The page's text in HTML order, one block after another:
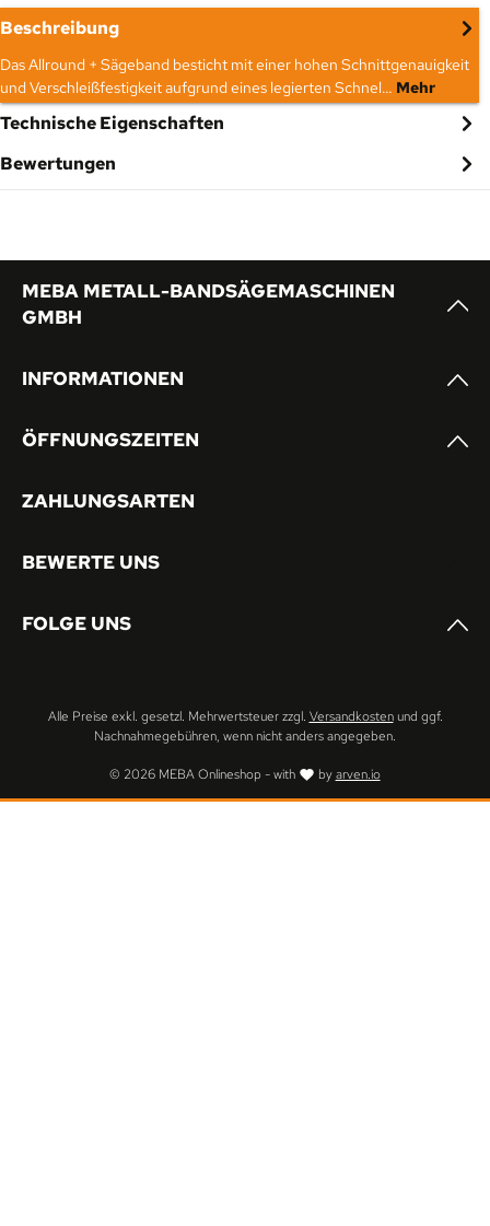
Beschreibung
Das Allround + Sägeband besticht mit einer hohen Schnittgenauigkeit
und Verschleißfestigkeit aufgrund eines legierten Schnel… Mehr
Technische Eigenschaften
Bewertungen
MEBA METALL-BANDSÄGEMASCHINEN
GMBH
INFORMATIONEN
ÖFFNUNGSZEITEN
ZAHLUNGSARTEN
BEWERTE UNS
FOLGE UNS
© 2026 MEBA Onlineshop - with byarven.io
Alle Preise exkl. gesetzl. Mehrwertsteuer zzgl. Versandkostenund ggf.
Nachnahmegebühren, wenn nicht anders angegeben.